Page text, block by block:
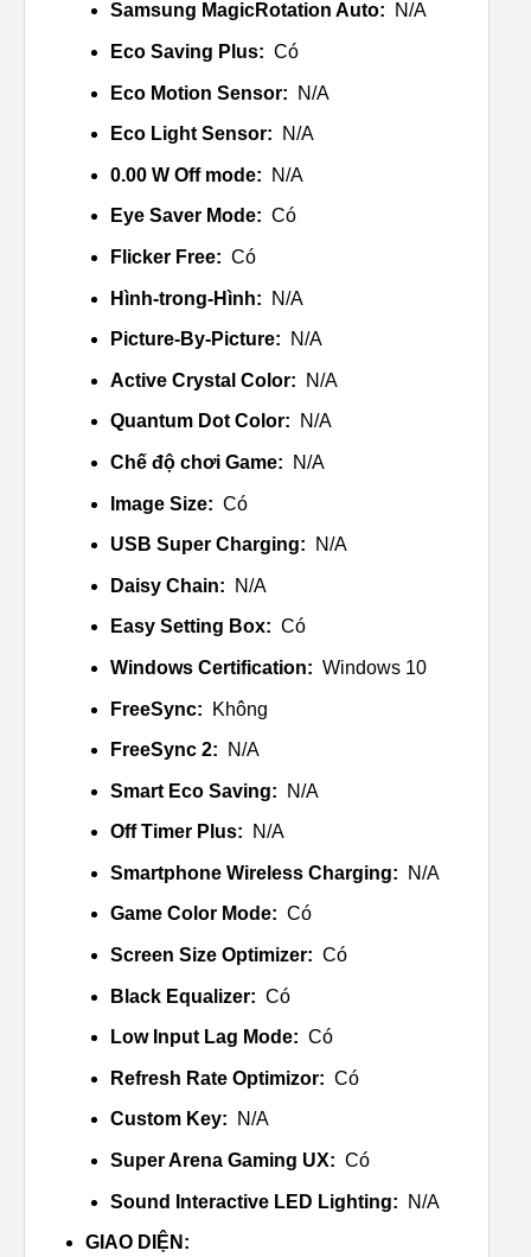
Samsung MagicRotation Auto: N/A
Eco Saving Plus: Có
Eco Motion Sensor: N/A
Eco Light Sensor: N/A
0.00 W Off mode: N/A
Eye Saver Mode: Có
Flicker Free: Có
Hình-trong-Hình: N/A
Picture-By-Picture: N/A
Active Crystal Color: N/A
Quantum Dot Color: N/A
Chế độ chơi Game: N/A
Image Size: Có
USB Super Charging: N/A
Daisy Chain: N/A
Easy Setting Box: Có
Windows Certification: Windows 10
FreeSync: Không
FreeSync 2: N/A
Smart Eco Saving: N/A
Off Timer Plus: N/A
Smartphone Wireless Charging: N/A
Game Color Mode: Có
Screen Size Optimizer: Có
Black Equalizer: Có
Low Input Lag Mode: Có
Refresh Rate Optimizor: Có
Custom Key: N/A
Super Arena Gaming UX: Có
Sound Interactive LED Lighting: N/A
GIAO DIỆN: